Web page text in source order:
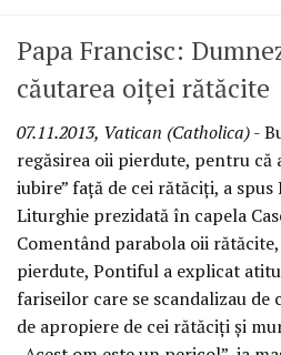
Papa Francisc:
căutarea oiţei rătăcite
07.11.2013, Vatican (Catholica)-
regăsirea oii pierdute, pentru că
iubire” faţă de cei rătăciţi, a
Liturghie prezidată în capela
Comentând parabola oii
pierdute, Pontiful a explicat
fariseilor care se scandalizau
de apropiere de cei rătăciţi şi